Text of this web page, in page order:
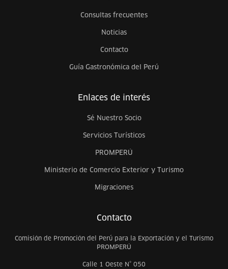
Consultas frecuentes
Noticias
Contacto
Guía Gastronómica del Perú
Enlaces de interés
Sé Nuestro Socio
Servicios Turísticos
PROMPERÚ
Ministerio de Comercio Exterior y Turismo
Migraciones
Contacto
Comisión de Promoción del Perú para la Exportación y el Turismo
PROMPERÚ
Calle 1 Oeste N° 050